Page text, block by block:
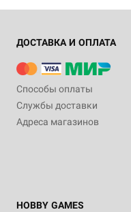
ДОСТАВКА И ОПЛАТА
Способы оплаты
Службы доставки
Адреса магазинов
HOBBY GAMES